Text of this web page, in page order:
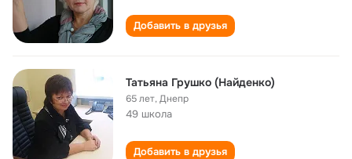
Добавить в друзья
Татьяна Грушко (Найденко)
65 лет,Днепр
49 школа
Добавить в друзья